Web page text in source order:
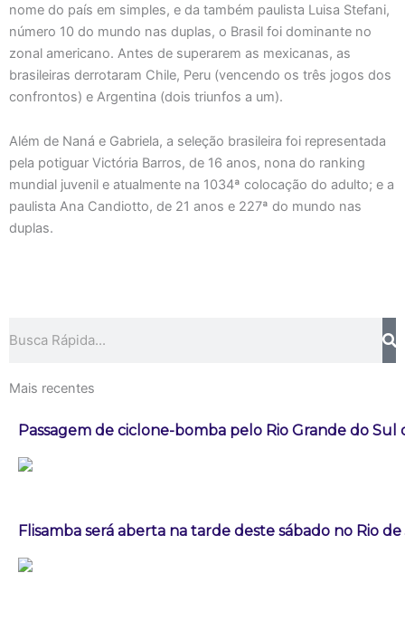
nome do país em simples, e da também paulista Luisa Stefani,
número 10 do mundo nas duplas, o Brasil foi dominante no
zonal americano. Antes de superarem as mexicanas, as
brasileiras derrotaram Chile, Peru (vencendo os três jogos dos
confrontos) e Argentina (dois triunfos a um).
Além de Naná e Gabriela, a seleção brasileira foi representada
pela potiguar Victória Barros, de 16 anos, nona do ranking
mundial juvenil e atualmente na 1034ª colocação do adulto; e a
paulista Ana Candiotto, de 21 anos e 227ª do mundo nas
duplas.
Mais recentes
Passagem de ciclone-bomba pelo Rio Grande do
Flisamba será aberta na tarde deste sábado no Rio